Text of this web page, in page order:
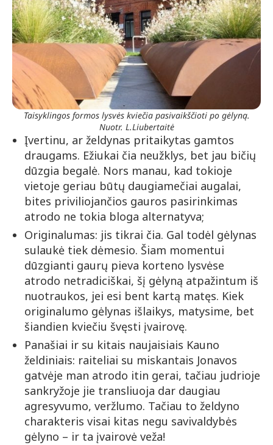
Taisyklingos formos lysvės kviečia pasivaikščioti po gėlyną.
Nuotr. L.Liubertaitė
Įvertinu, ar želdynas pritaikytas gamtos
draugams. Ežiukai čia neužklys, bet jau bičių
dūzgia begalė. Nors manau, kad tokioje
vietoje geriau būtų daugiamečiai augalai,
bites priviliojančios gauros pasirinkimas
atrodo ne tokia bloga alternatyva;
Originalumas: jis tikrai čia. Gal todėl gėlynas
sulaukė tiek dėmesio. Šiam momentui
dūzgianti gaurų pieva korteno lysvėse
atrodo netradiciškai, šį gėlyną atpažintum iš
nuotraukos, jei esi bent kartą matęs. Kiek
originalumo gėlynas išlaikys, matysime, bet
šiandien kviečiu švęsti įvairovę.
Panašiai ir su kitais naujaisiais Kauno
želdiniais: raiteliai su miskantais Jonavos
gatvėje man atrodo itin gerai, tačiau judrioje
sankryžoje jie transliuoja dar daugiau
agresyvumo, veržlumo. Tačiau to želdyno
charakteris visai kitas negu savivaldybės
gėlyno – ir ta įvairovė veža!